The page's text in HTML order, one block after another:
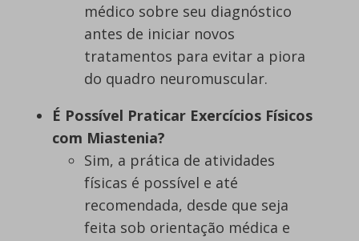
médico sobre seu diagnóstico
antes de iniciar novos
tratamentos para evitar a piora
do quadro neuromuscular.
É Possível Praticar Exercícios Físicos
com Miastenia?
Sim, a prática de atividades
físicas é possível e até
recomendada, desde que seja
feita sob orientação médica e